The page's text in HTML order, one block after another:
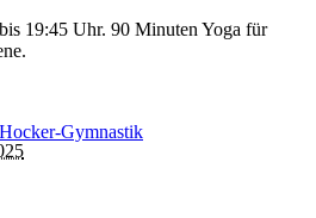
Gymnastik
19:45 Uhr. 90 Minuten Yoga für